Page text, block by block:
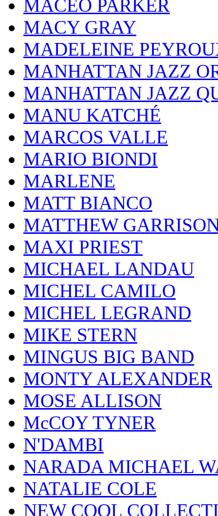
MACEO PARKER
MACY GRAY
MADELEINE
MANHATTAN JAZZ
MANHATTAN JAZZ
MANU KATCHÉ
MARCOS VALLE
MARIO BIONDI
MARLENE
MATT BIANCO
MATTHEW
MAXI PRIEST
MICHAEL LANDAU
MICHEL CAMILO
MICHEL LEGRAND
MIKE STERN
MINGUS BIG BAND
MONTY ALEXANDER
MOSE ALLISON
McCOY TYNER
N'DAMBI
NARADA MICHAEL
NATALIE COLE
NEW COOL